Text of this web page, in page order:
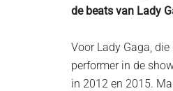
de beats van Lady
Voor Lady Gaga,
performer in de
in 2012 en 2015.